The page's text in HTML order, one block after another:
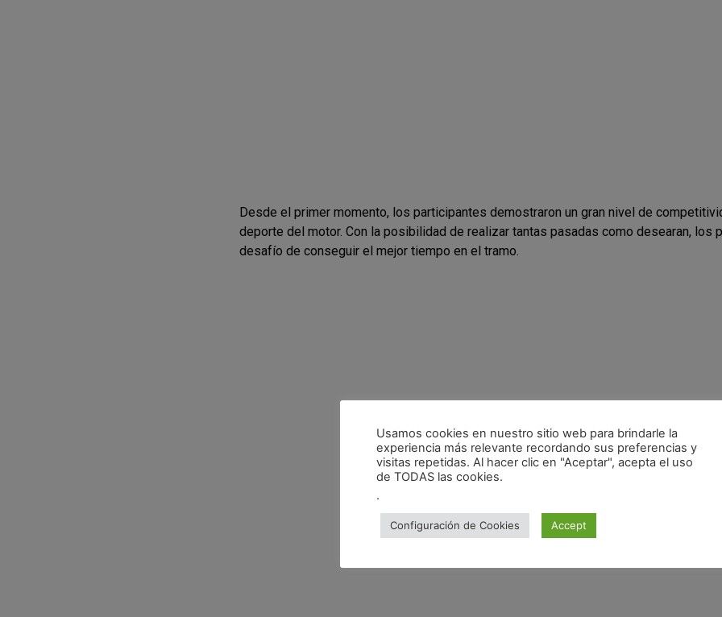
Desde el primer momento, los participantes demostraron un gran nivel de
deporte del motor. Con la posibilidad de realizar tantas pasadas como desearan, los
desafío de conseguir el mejor tiempo en el tramo.
Usamos cookies en nuestro sitio web para brindarle la
experiencia más relevante recordando sus preferencias y
visitas repetidas. Al hacer clic en "Aceptar", acepta el uso
de TODAS las cookies.
.
Configuración de Cookies Accept